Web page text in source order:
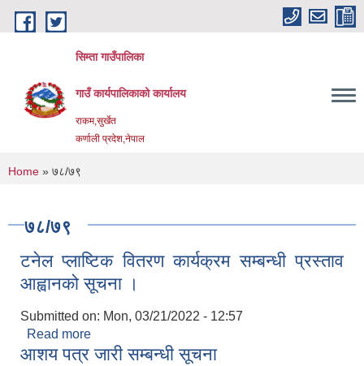
Skip to main content
सिम्ता गाउँपालिका
गाउँ कार्यपालिकाको कार्यालय
राकम,सुर्खेत
कर्णाली प्रदेश,नेपाल
You are here
Home » ७८/७९
७८/७९
टनेल प्लाष्टिक वितरण कार्यक्रम सम्बन्धी प्रस्ताव
आह्वानको सूचना ।
Submitted on: Mon, 03/21/2022 - 12:57
Read more
आह्वानको सूचना ।
आशय पत्र जारी सम्बन्धी सूचना